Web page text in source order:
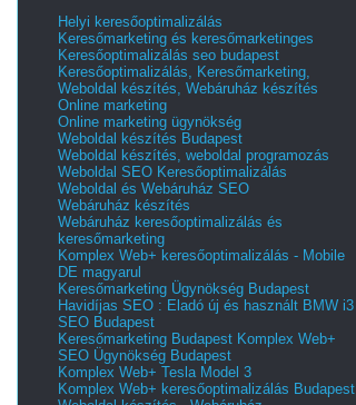
Helyi keresőoptimalizálás
Keresőmarketing és keresőmarketinges
Keresőoptimalizálás seo budapest
Keresőoptimalizálás, Keresőmarketing,
Weboldal készítés, Webáruház készítés
Online marketing
Online marketing ügynökség
Weboldal készítés Budapest
Weboldal készítés, weboldal programozás
Weboldal SEO Keresőoptimalizálás
Weboldal és Webáruház SEO
Webáruház készítés
Webáruház keresőoptimalizálás és
keresőmarketing
Komplex Web+ keresőoptimalizálás - Mobile
DE magyarul
Keresőmarketing Ügynökség Budapest
Havidíjas SEO : Eladó új és használt BMW i3
SEO Budapest
Keresőmarketing Budapest Komplex Web+
SEO Ügynökség Budapest
Komplex Web+ Tesla Model 3
Komplex Web+ keresőoptimalizálás Budapest